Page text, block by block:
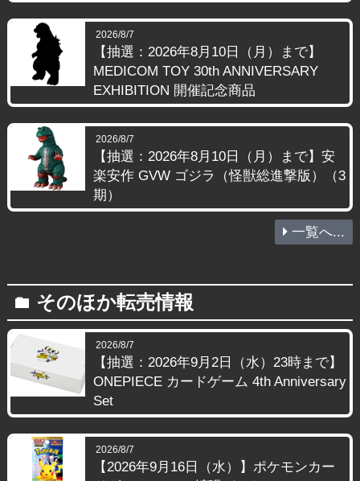
2026/8/7
【抽選：2026年8月10日（月）まで】
MEDICOM TOY 30th ANNIVERSARY
EXHIBITION 開催記念商品
2026/8/7
【抽選：2026年8月10日（月）まで】安
楽安作 GVW ゴジラ（怪獣総進撃版）（3
期）
一覧へ...
folder そのほか転売情報
2026/8/7
【抽選：2026年9月2日（水）23時まで】
ONEPIECE カードゲーム 4th Anniversary
Set
2026/8/7
【2026年9月16日（水）】ポケモンカー